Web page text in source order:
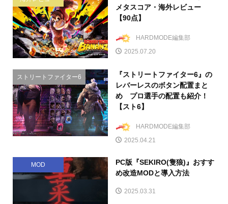
メタスコア・海外レビュー
【90点】
HARDMODE編集部
2025.07.20
ストリートファイター6
『ストリートファイター6』の
レバーレスのボタン配置まと
め プロ選手の配置も紹介！
【スト6】
HARDMODE編集部
2025.04.21
MOD
PC版『SEKIRO(隻狼)』おすす
め改造MODと導入方法
2025.03.31